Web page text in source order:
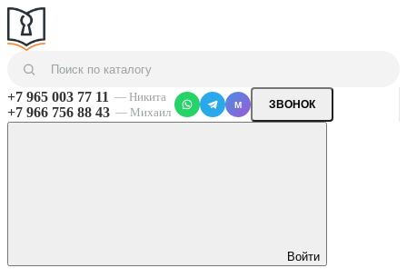
+7 965 003 77 11 — Никита
+7 966 756 88 43 — Михаил
M ЗВОНОК
Войти